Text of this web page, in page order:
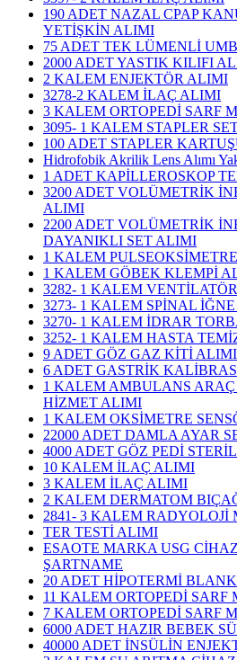
190 ADET NAZAL CPAP
YETİŞKİN ALIMI
75 ADET TEK LÜMENLİ
2000 ADET YASTIK KILIFI
2 KALEM ENJEKTÖR ALIMI
3278-2 KALEM İLAÇ ALIMI
3 KALEM ORTOPEDİ SARF
3095- 1 KALEM STAPLER
100 ADET STAPLER
Hidrofobik Akrilik Lens Alımı
1 ADET KAPİLLEROSKOP
3200 ADET VOLÜMETRİK
ALIMI
2200 ADET VOLÜMETRİK
DAYANIKLI SET ALIMI
1 KALEM
1 KALEM GÖBEK KLEMPİ
3282- 1 KALEM
3273- 1 KALEM SPİNAL
3270- 1 KALEM İDRAR
3252- 1 KALEM HASTA
9 ADET GÖZ GAZ KİTİ ALIMI
6 ADET GASTRİK
1 KALEM AMBULANS
HİZMET ALIMI
1 KALEM OKSİMETRE
22000 ADET DAMLA AYAR
4000 ADET GÖZ PEDİ
10 KALEM İLAÇ ALIMI
3 KALEM İLAÇ ALIMI
2 KALEM DERMATOM
2841- 3 KALEM
TER TESTİ ALIMI
ESAOTE MARKA USG
ŞARTNAME
20 ADET HİPOTERMİ
11 KALEM ORTOPEDİ SARF
7 KALEM ORTOPEDİ SARF
6000 ADET HAZIR BEBEK
40000 ADET İNSÜLİN